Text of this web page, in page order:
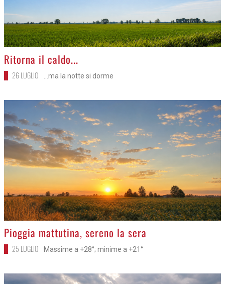
>
Ritorna il caldo...
26 LUGLIO ...ma la notte si dorme
>
Pioggia mattutina, sereno la sera
25 LUGLIO Massime a +28°; minime a +21°